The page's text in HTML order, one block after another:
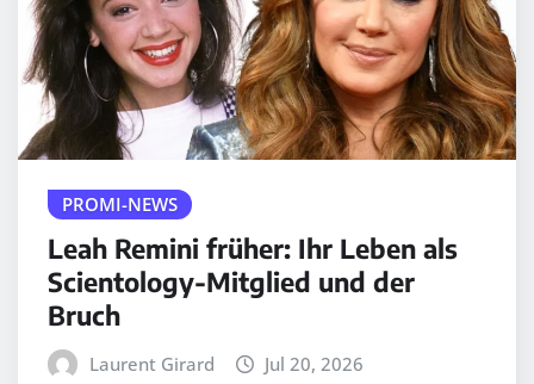
PROMI-NEWS
Leah Remini früher: Ihr Leben als
Scientology-Mitglied und der
Bruch
Laurent Girard Jul 20, 2026